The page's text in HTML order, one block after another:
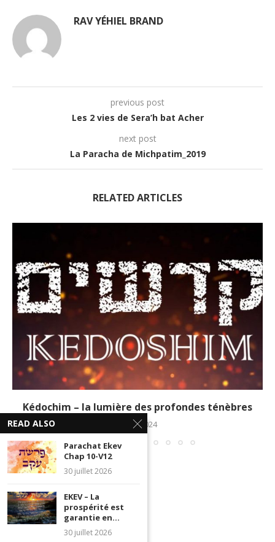
RAV YÉHIEL BRAND
previous post
Les 2 vies de Sera’h bat Acher
next post
La Paracha de Michpatim_2019
RELATED ARTICLES
Kédochim – la lumière des profondes ténèbres
7 mai 2024
READ ALSO
Parachat Ekev
Chap 10-V12
30 juillet 2026
EKEV – La
prospérité est
garantie en...
30 juillet 2026